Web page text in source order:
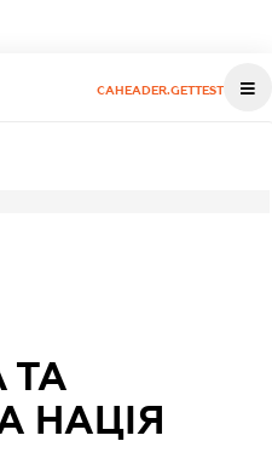
CAHEADER.GETTEST
ТА
НАЦІЯ